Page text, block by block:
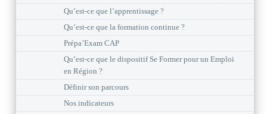
Qu’est-ce que l’apprentissage ?
Qu’est-ce que la formation continue ?
Prépa’Exam CAP
Qu’est-ce que le dispositif Se Former pour un Emploi
en Région ?
Définir son parcours
Nos indicateurs